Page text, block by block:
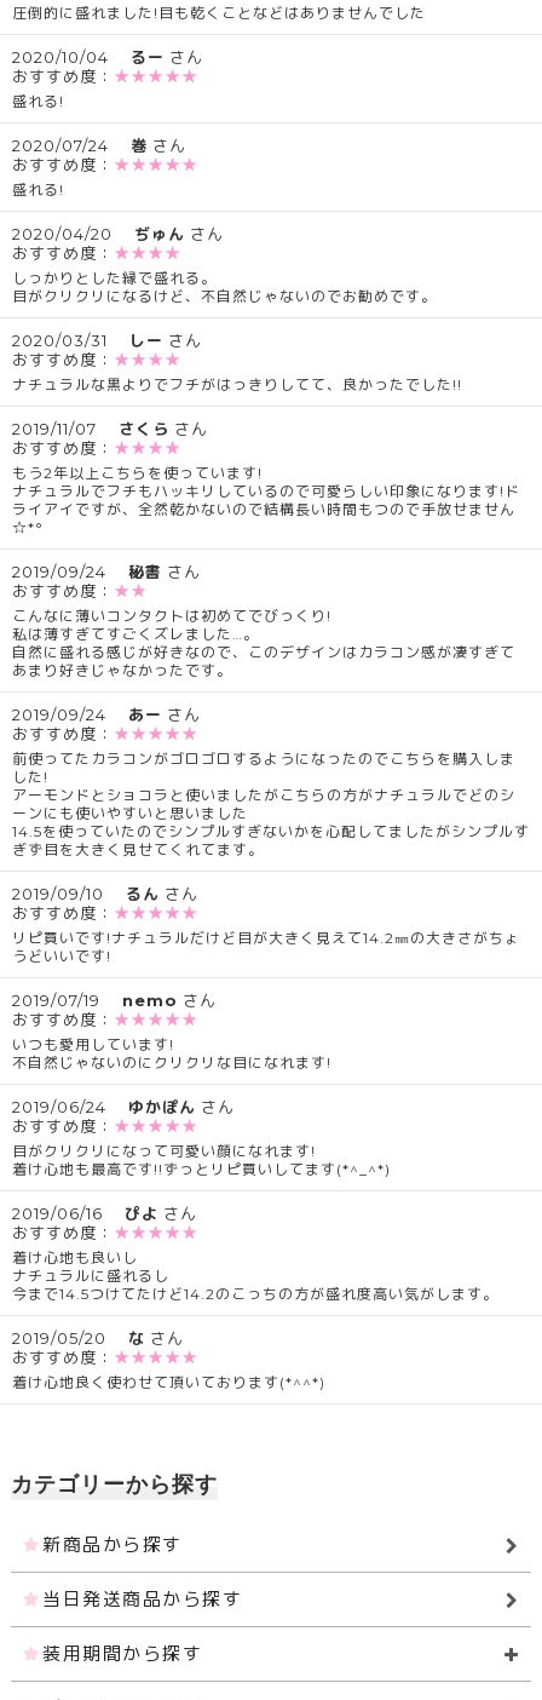
圧倒的に盛れました!目も乾くことなどはありませんでした
2020/10/04 るー さん
おすすめ度： ★★★★★
盛れる!
2020/07/24 巻 さん
おすすめ度： ★★★★★
盛れる!
2020/04/20 ぢゅん さん
おすすめ度： ★★★★
しっかりとした縁で盛れる。
目がクリクリになるけど、不自然じゃないのでお勧めです。
2020/03/31 しー さん
おすすめ度： ★★★★
ナチュラルな黒よりでフチがはっきりしてて、良かったでした!!
2019/11/07 さくら さん
おすすめ度： ★★★★
もう2年以上こちらを使っています!
ナチュラルでフチもハッキリしているので可愛らしい印象になります!ド
ライアイですが、全然乾かないので結構長い時間もつので手放せません
☆*°
2019/09/24 秘書 さん
おすすめ度： ★★
こんなに薄いコンタクトは初めてでびっくり!
私は薄すぎてすごくズレました…。
自然に盛れる感じが好きなので、このデザインはカラコン感が凄すぎて
あまり好きじゃなかったです。
2019/09/24 あー さん
おすすめ度： ★★★★★
前使ってたカラコンがゴロゴロするようになったのでこちらを購入しま
した!
アーモンドとショコラと使いましたがこちらの方がナチュラルでどのシ
ーンにも使いやすいと思いました
14.5を使っていたのでシンプルすぎないかを心配してましたがシンプルす
ぎず目を大きく見せてくれてます。
2019/09/10 るん さん
おすすめ度： ★★★★★
リピ買いです!ナチュラルだけど目が大きく見えて14.2㎜の大きさがちょ
うどいいです!
2019/07/19 nemo さん
おすすめ度： ★★★★★
いつも愛用しています!
不自然じゃないのにクリクリな目になれます!
2019/06/24 ゆかぽん さん
おすすめ度： ★★★★★
目がクリクリになって可愛い顔になれます!
着け心地も最高です!!ずっとリピ買いしてます(*^_^*)
2019/06/16 ぴよ さん
おすすめ度： ★★★★★
着け心地も良いし
ナチュラルに盛れるし
今まで14.5つけてたけど14.2のこっちの方が盛れ度高い気がします。
2019/05/20 な さん
おすすめ度： ★★★★★
着け心地良く使わせて頂いております(*^^*)
カテゴリーから探す
新商品から探す
当日発送商品から探す
装用期間から探す